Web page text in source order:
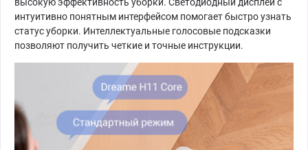
интуитивно понятным интерфейсом помогает быстро узнать
статус уборки. Интеллектуальные голосовые подсказки
позволяют получить четкие и точные инструкции.